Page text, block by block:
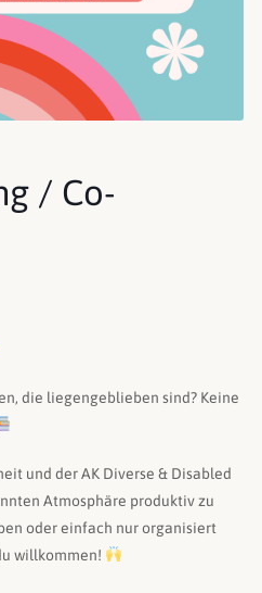
/ Co-
die liegengeblieben sind? Keine
und der AK Diverse & Disabled
Atmosphäre produktiv zu
oder einfach nur organisiert
willkommen!